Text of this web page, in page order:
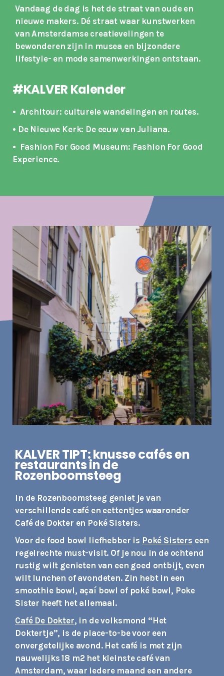
Vandaag de dag is het de straat van oude en
nieuwe makers. Dé straat waar kunstwerken
van Amsterdamse creatievelingen te
bewonderen zijn in musea en bijzondere
lifestyle- en mode samenwerkingen ontstaan.
#KALVER Kalender
• Architour: culturele wandelingen en routes.
• De Nieuwe Kerk: De eeuw van Juliana.
• Fashion For Good Museum: Fashion For Good
Experience.
KALVER TIPT: knusse cafés en
restaurants in de
Rozenboomsteeg
In de Rozenboomsteeg geniet je van
verschillende café en eettentjes waaronder
Café de Dokter en Poké Sisters.
Voor de food bowl liefhebber is Poké Sisters een
regelrechte must-visit. Of je nou in de ochtend
rustig wilt genieten van een goed ontbijt, even
wilt lunchen of avondeten. Zin hebt in een
smoothie bowl, açaí bowl of poké bowl, Poke
Sister heeft het allemaal.
Café De Dokter, in de volksmond “Het
Doktertje”, is de place-to-be voor een
onvergetelijke avond. Het café is met zijn
nauwelijks 18 m2 het kleinste café van
Amsterdam, waar iedere maand een andere